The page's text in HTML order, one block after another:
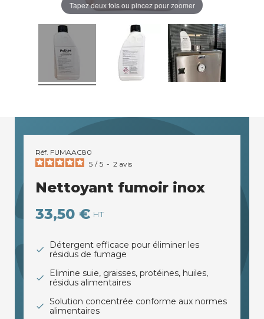
Tapez deux fois ou pincez pour zoomer
Réf. FUMAAC80
5 / 5 - 2 avis
Nettoyant fumoir inox
33,50 € HT
Détergent efficace pour éliminer les
résidus de fumage
Elimine suie, graisses, protéines, huiles,
résidus alimentaires
Solution concentrée conforme aux normes
alimentaires